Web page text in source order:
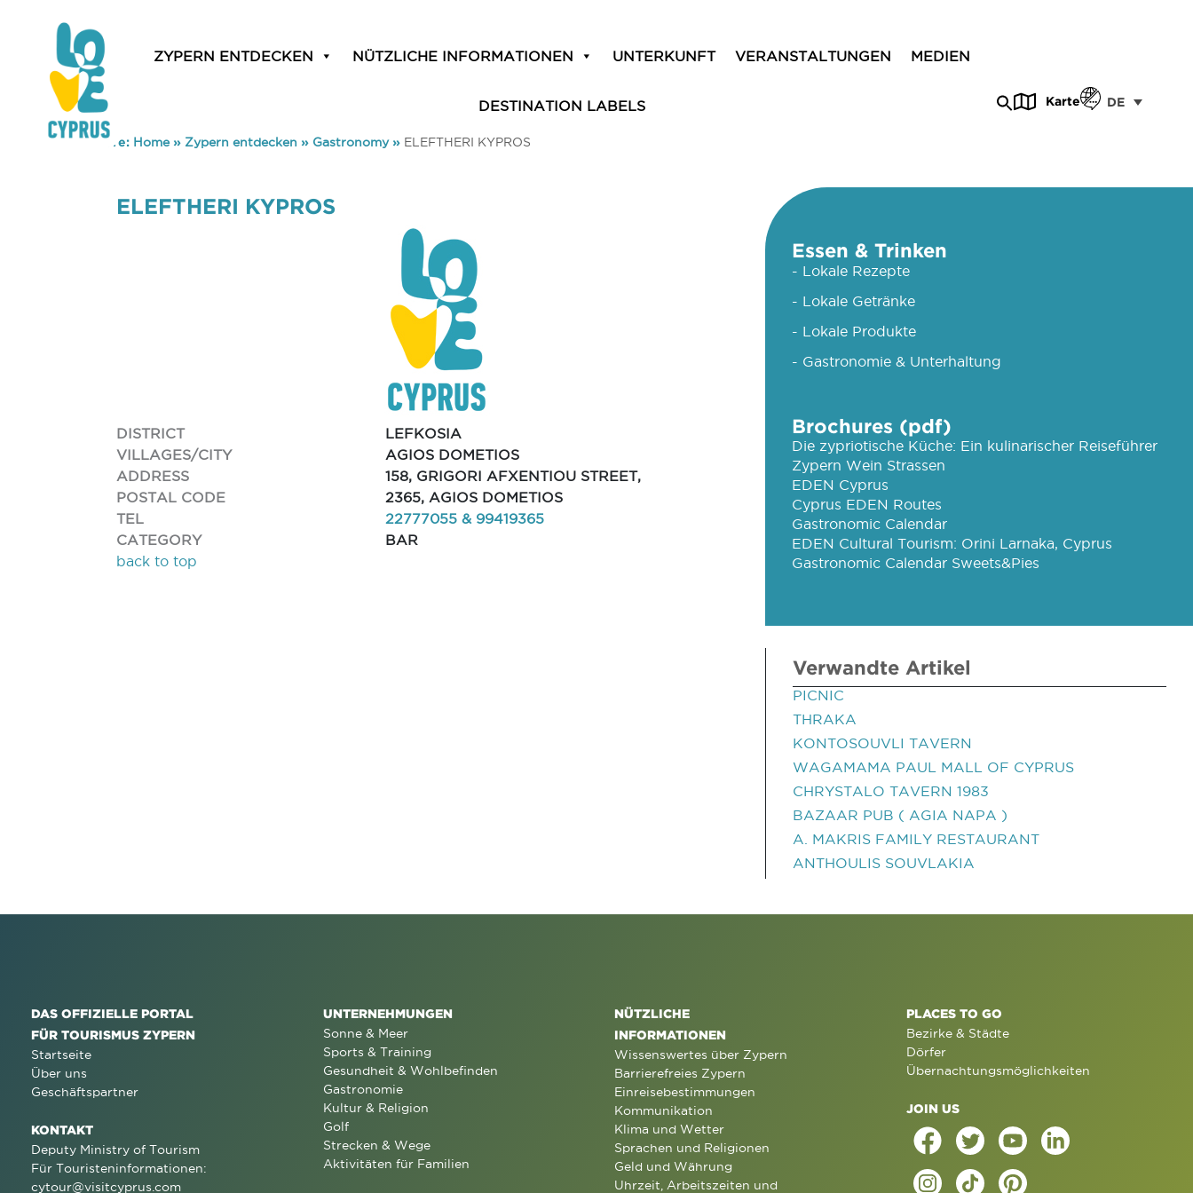
ZYPERN ENTDECKEN NÜTZLICHE INFORMATIONEN UNTERKUNFT VERANSTALTUNGEN MEDIEN
DESTINATION LABELS Karte DE
You are here: Home» Zypern entdecken » Gastronomy» ELEFTHERI KYPROS
ELEFTHERI KYPROS
DISTRICT
LEFKOSIA
VILLAGES/CITY
AGIOS DOMETIOS
ADDRESS
158, GRIGORI AFXENTIOU STREET,
POSTAL CODE
2365, AGIOS DOMETIOS
TEL
22777055 & 99419365
CATEGORY
BAR
back to top
Essen & Trinken
- Lokale Rezepte
- Lokale Getränke
- Lokale Produkte
- Gastronomie & Unterhaltung
Brochures (pdf)
Die zypriotische Küche: Ein kulinarischer Reiseführer
Zypern Wein Strassen
EDEN Cyprus
Cyprus EDEN Routes
Gastronomic Calendar
EDEN Cultural Tourism: Orini Larnaka, Cyprus
Gastronomic Calendar Sweets&Pies
Verwandte Artikel
PICNIC
THRAKA
KONTOSOUVLI TAVERN
WAGAMAMA PAUL MALL OF CYPRUS
CHRYSTALO TAVERN 1983
BAZAAR PUB ( AGIA NAPA )
A. MAKRIS FAMILY RESTAURANT
ANTHOULIS SOUVLAKIA
DAS OFFIZIELLE PORTAL
FÜR TOURISMUS ZYPERN
Startseite
Über uns
Geschäftspartner
KONTAKT
Deputy Ministry of Tourism
Für Touristeninformationen:
cytour@visitcyprus.com
UNTERNEHMUNGEN
Sonne & Meer
Sports & Training
Gesundheit & Wohlbefinden
Gastronomie
Kultur & Religion
Golf
Strecken & Wege
Aktivitäten für Familien
NÜTZLICHE
INFORMATIONEN
Wissenswertes über Zypern
Barrierefreies Zypern
Einreisebestimmungen
Kommunikation
Klima und Wetter
Sprachen und Religionen
Geld und Währung
Uhrzeit, Arbeitszeiten und
PLACES TO GO
Bezirke & Städte
Dörfer
Übernachtungsmöglichkeiten
JOIN US